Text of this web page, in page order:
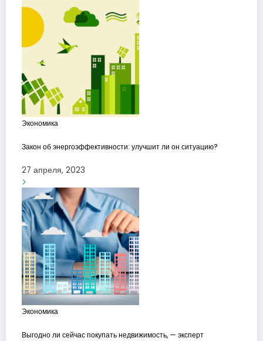
Экономика
Закон об энергоэффективности: улучшит ли он ситуацию?
27 апреля, 2023
Экономика
Выгодно ли сейчас покупать недвижимость, — эксперт